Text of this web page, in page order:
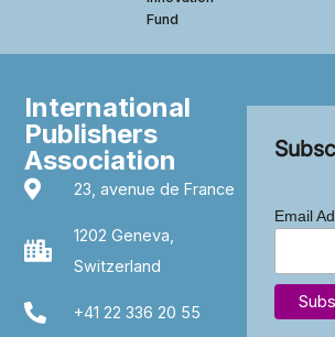
Fund
International
Publishers
Association
23, avenue de France
1202 Geneva,
Switzerland
+41 22 336 20 55
Email